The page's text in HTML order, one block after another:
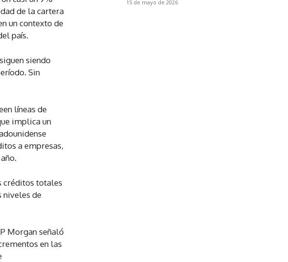
de la cartera
un contexto de
país.
siendo
Sin
líneas de
implica un
a empresas,
créditos totales
niveles de
Morgan señaló
en las
15 de mayo de 2026